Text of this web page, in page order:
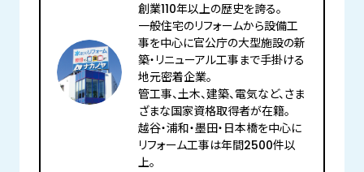
創業110年以上の歴史を誇る。
一般住宅のリフォームから設備工
事を中心に官公庁の大型施設の新
築・リニューアル工事まで手掛ける
地元密着企業。
管工事、土木、建築、電気など、さま
ざまな国家資格取得者が在籍。
越谷・浦和・墨田・日本橋を中心に
リフォーム工事は年間2500件以
上。